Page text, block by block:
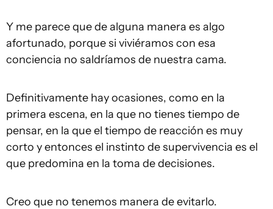
Y me parece que de alguna manera es algo
afortunado, porque si viviéramos con esa
conciencia no saldríamos de nuestra cama.
Definitivamente hay ocasiones, como en la
primera escena, en la que no tienes tiempo de
pensar, en la que el tiempo de reacción es muy
corto y entonces el instinto de supervivencia es el
que predomina en la toma de decisiones.
Creo que no tenemos manera de evitarlo.